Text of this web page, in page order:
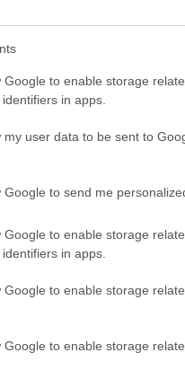
Google to enable storage
in apps.
my user data to be sent to
Google to send me
Google to enable storage
in apps.
Google to enable storage
Google to enable storage